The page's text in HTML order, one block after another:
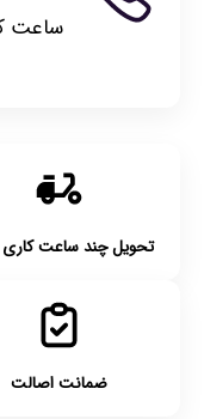
تحویل چند ساعت کاری
ضمانت اصالت